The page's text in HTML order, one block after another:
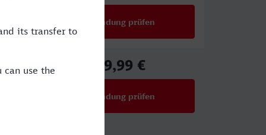
Verbindung prüfen
39,99 €
Verbindung prüfen